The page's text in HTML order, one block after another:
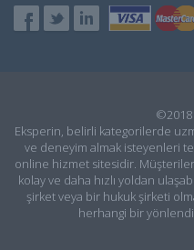
©2018
Eksperin, belirli kategorilerde
ve deneyim almak isteyenleri
online hizmet sitesidir.
kolay ve daha hızlı yoldan
şirket veya bir hukuk şirketi
herhangi bir